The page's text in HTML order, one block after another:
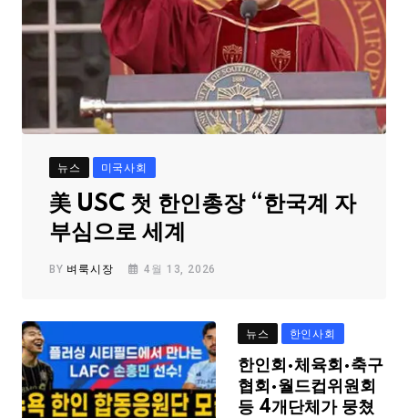
뉴스 미국사회
美 USC 첫 한인총장 “한국계 자
부심으로 세계
BY 벼룩시장 4월 13, 2026
뉴스 한인사회
한인회·체육회·축구
협회·월드컵위원회
등 4개단체가 뭉쳤